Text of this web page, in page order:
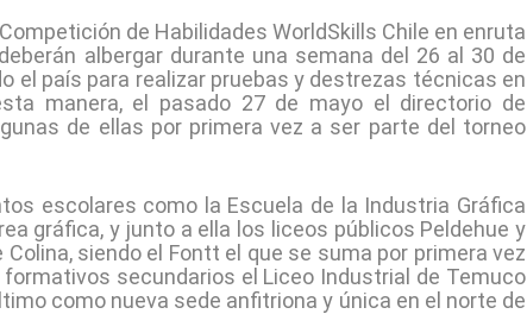
de Habilidades WorldSkills Chile en enruta
albergar durante una semana del 26 al 30 de
el país para realizar pruebas y destrezas técnicas en
manera, el pasado 27 de mayo el directorio de
de ellas por primera vez a ser parte del torneo
escolares como la Escuela de la Industria Gráfica
gráfica, y junto a ella los liceos públicos Peldehue y
siendo el Fontt el que se suma por primera vez
secundarios el Liceo Industrial de Temuco
como nueva sede anfitriona y única en el norte de